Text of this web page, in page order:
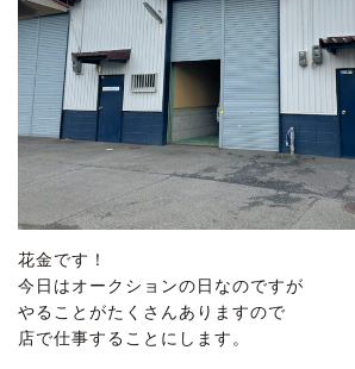
花金です！
今日はオークションの日なのですが
やることがたくさんありますので
店で仕事することにします。